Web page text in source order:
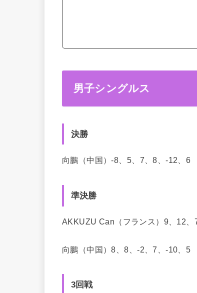
男子シングルス
決勝
向鵬（中国）-8、5、7、8、-12、6
準決勝
AKKUZU Can（フランス）9、12
向鵬（中国）8、8、-2、7、-10、5
3回戦